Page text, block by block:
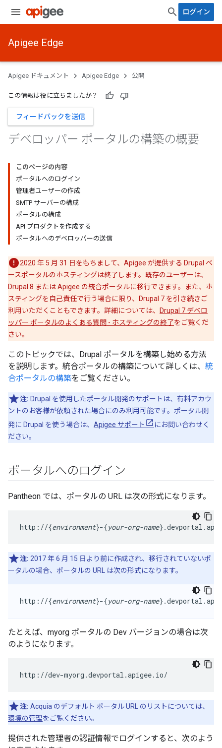
ログイン
Apigee Edge
Apigee ドキュメント Apigee Edge 公開
この情報は役に立ちましたか？
フィードバックを送信
デベロッパー ポータルの構築の概要
このページの内容
ポータルへのログイン
管理者ユーザーの作成
SMTP サーバーの構成
ポータルの構成
API プロダクトを作成する
ポータルへのデベロッパーの送信
2020 年 5 月 31 日をもちまして、Apigee が提供する Drupal ベ
ースポータルのホスティングは終了します。既存のユーザーは、
Drupal 8 または Apigee の統合ポータルに移行できます。また、ホ
スティングを自己責任で行う場合に限り、Drupal 7 を引き続きご
利用いただくこともできます。詳細については、
Drupal 7 デベロ
ッパー ポータルのよくある質問 - ホスティングの終了をご覧くだ
さい。
このトピックでは、Drupal ポータルを構築し始める方法
を説明します。統合ポータルの構築について詳しくは、 統
合ポータルの構築をご覧ください。
注: Drupal を使用したポータル開発のサポートは、有料アカウ
ントのお客様が依頼された場合にのみ利用可能です。ポータル開
発に Drupal を使う場合は、 Apigee サポート
にお問い合わせく
ださい。
ポータルへのログイン
Pantheon では、ポータルの URL は次の形式になります。
http://{environment}-{your-org-name
注: 2017 年 6 月 15 日より前に作成され、移行されていないポ
ータルの場合、ポータルの URL は次の形式になります。
http://{environment}-{your-org-name
たとえば、myorg ポータルの Dev バージョンの場合は次
のようになります。
http://dev-myorg.devportal.apigee.io/
注: Acquia のデフォルト ポータル URL のリストについては、
環境の管理をご覧ください。
提供された管理者の認証情報でログインすると、次のよう